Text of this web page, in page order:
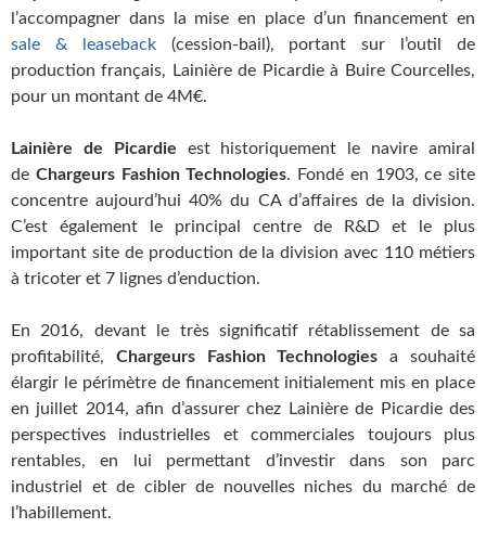
l’accompagner dans la mise en place d’un financement en
sale & leaseback(cession-bail), portant sur l’outil de
production français, Lainière de Picardie à Buire Courcelles,
pour un montant de 4M€.
Lainière de Picardie est historiquement le navire amiral
de Chargeurs Fashion Technologies. Fondé en 1903, ce site
concentre aujourd’hui 40% du CA d’affaires de la division.
C’est également le principal centre de R&D et le plus
important site de production de la division avec 110 métiers
à tricoter et 7 lignes d’enduction.
En 2016, devant le très significatif rétablissement de sa
profitabilité, Chargeurs Fashion Technologiesa souhaité
élargir le périmètre de financement initialement mis en place
en juillet 2014, afin d’assurer chez Lainière de Picardie des
perspectives industrielles et commerciales toujours plus
rentables, en lui permettant d’investir dans son parc
industriel et de cibler de nouvelles niches du marché de
l’habillement.